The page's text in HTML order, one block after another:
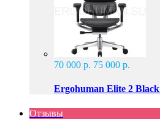
70 000 р. 75 000 р.
Ergohuman Elite 2
Отзывы